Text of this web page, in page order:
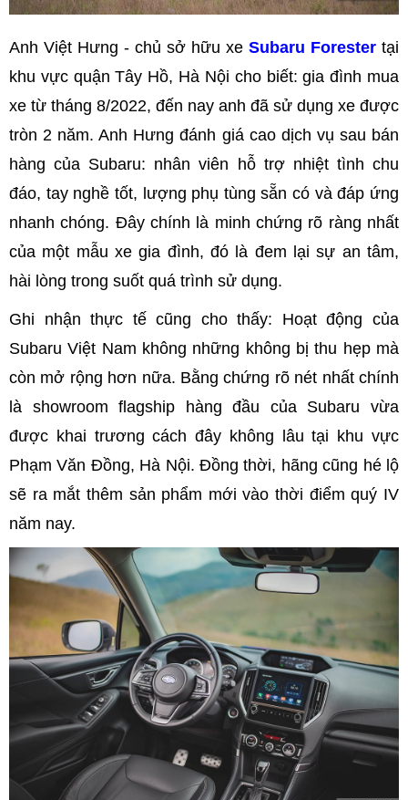
Anh Việt Hưng - chủ sở hữu xe Subaru Forester tại
khu vực quận Tây Hồ, Hà Nội cho biết: gia đình mua
xe từ tháng 8/2022, đến nay anh đã sử dụng xe được
tròn 2 năm. Anh Hưng đánh giá cao dịch vụ sau bán
hàng của Subaru: nhân viên hỗ trợ nhiệt tình chu
đáo, tay nghề tốt, lượng phụ tùng sẵn có và đáp ứng
nhanh chóng. Đây chính là minh chứng rõ ràng nhất
của một mẫu xe gia đình, đó là đem lại sự an tâm,
hài lòng trong suốt quá trình sử dụng.
Ghi nhận thực tế cũng cho thấy: Hoạt động của
Subaru Việt Nam không những không bị thu hẹp mà
còn mở rộng hơn nữa. Bằng chứng rõ nét nhất chính
là showroom flagship hàng đầu của Subaru vừa
được khai trương cách đây không lâu tại khu vực
Phạm Văn Đồng, Hà Nội. Đồng thời, hãng cũng hé lộ
sẽ ra mắt thêm sản phẩm mới vào thời điểm quý IV
năm nay.